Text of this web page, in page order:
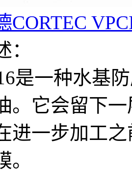
CORTEC
是一种水基
。它会留下
进一步加工